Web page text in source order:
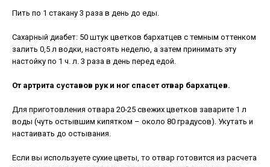
Пить по 1 стакану 3 раза в день до еды.
Сахарный диабет: 50 штук цветков бархатцев с темным оттенком
залить 0,5 л водки, настоять неделю, а затем принимать эту
настойку по 1 ч. л. 3 раза в день перед едой.
От артрита суставов рук и ног спасет отвар бархатцев.
Для приготовления отвара 20-25 свежих цветков заварите 1 л
воды (чуть остывшим кипятком – около 80 градусов). Укутать и
настаивать до остывания.
Если вы используете сухие цветы, то отвар готовится из расчета